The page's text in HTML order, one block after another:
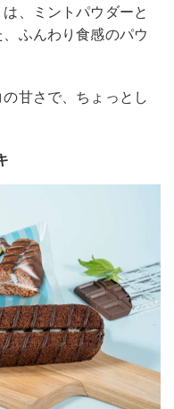
、ミントパウダーと
ふんわり食感のパウ
甘さで、ちょっとし